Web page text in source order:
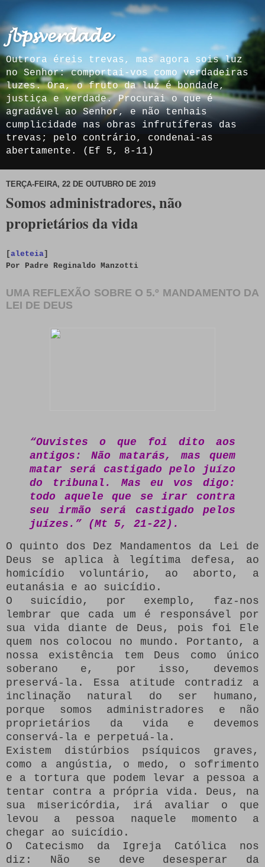
𝓳𝓫𝓹𝓼𝓿𝓮𝓻𝓭𝓪𝓭𝓮
Outrora éreis trevas, mas agora sois luz
no Senhor: comportai-vos como verdadeiras
luzes. Ora, o fruto da luz é bondade,
justiça e verdade. Procurai o que é
agradável ao Senhor, e não tenhais
cumplicidade nas obras infrutíferas das
trevas; pelo contrário, condenai-as
abertamente. (Ef 5, 8-11)
TERÇA-FEIRA, 22 DE OUTUBRO DE 2019
Somos administradores, não
proprietários da vida
[aleteia]
Por Padre Reginaldo Manzotti
UMA REFLEXÃO SOBRE O 5.º MANDAMENTO DA
LEI DE DEUS
“Ouvistes o que foi dito aos
antigos: Não matarás, mas quem
matar será castigado pelo juízo
do tribunal. Mas eu vos digo:
todo aquele que se irar contra
seu irmão será castigado pelos
juízes.” (Mt 5, 21-22).
O quinto dos Dez Mandamentos da Lei de
Deus se aplica à legítima defesa, ao
homicídio voluntário, ao aborto, a
eutanásia e ao suicídio.
O suicídio, por exemplo, faz-nos
lembrar que cada um é responsável por
sua vida diante de Deus, pois foi Ele
quem nos colocou no mundo. Portanto, a
nossa existência tem Deus como único
soberano e, por isso, devemos
preservá-la. Essa atitude contradiz a
inclinação natural do ser humano,
porque somos administradores e não
proprietários da vida e devemos
conservá-la e perpetuá-la.
Existem distúrbios psíquicos graves,
como a angústia, o medo, o sofrimento
e a tortura que podem levar a pessoa a
tentar contra a própria vida. Deus, na
sua misericórdia, irá avaliar o que
levou a pessoa naquele momento a
chegar ao suicídio.
O Catecismo da Igreja Católica nos
diz: Não se deve desesperar da